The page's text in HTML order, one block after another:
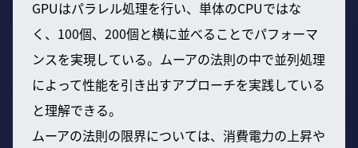
GPUはパラレル処理を行い、単体のCPUではな
く、100個、200個と横に並べることでパフォーマ
ンスを実現している。ムーアの法則の中で並列処理
によって性能を引き出すアプローチを実践している
と理解できる。
ムーアの法則の限界については、消費電力の上昇や